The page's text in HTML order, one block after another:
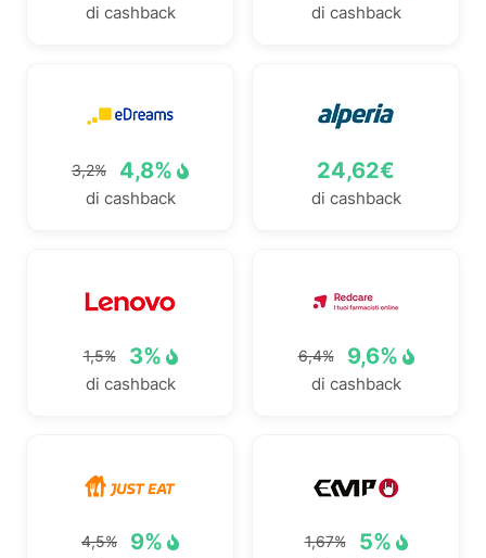
di cashback di cashback
3,2% 4,8%
di cashback
24,62€
di cashback
1,5% 3%
di cashback
6,4% 9,6%
di cashback
4,5% 9% 1,67% 5%